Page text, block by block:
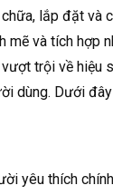
lắp đặt và
mẽ và tích hợp
trội về hiệu
dùng. Dưới
yêu thích